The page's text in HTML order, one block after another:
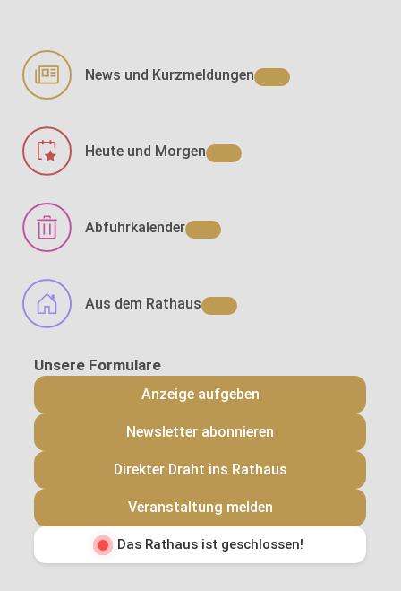
News und Kurzmeldungen
Heute und Morgen
Abfuhrkalender
Aus dem Rathaus
Anzeige aufgeben
Newsletter abonnieren
Direkter Draht ins Rathaus
Veranstaltung melden
Das Rathaus ist geschlossen!